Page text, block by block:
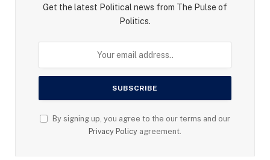
Get the latest Political news from The Pulse of
Politics.
By signing up, you agree to the our terms and our
Privacy Policy agreement.